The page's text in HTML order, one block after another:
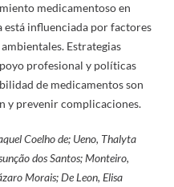
medicamentoso en
está influenciada por factores
Estrategias
profesional y políticas
de medicamentos son
y prevenir complicaciones.
Coelho de; Ueno, Thalyta
dos Santos; Monteiro,
Morais; De Leon, Elisa